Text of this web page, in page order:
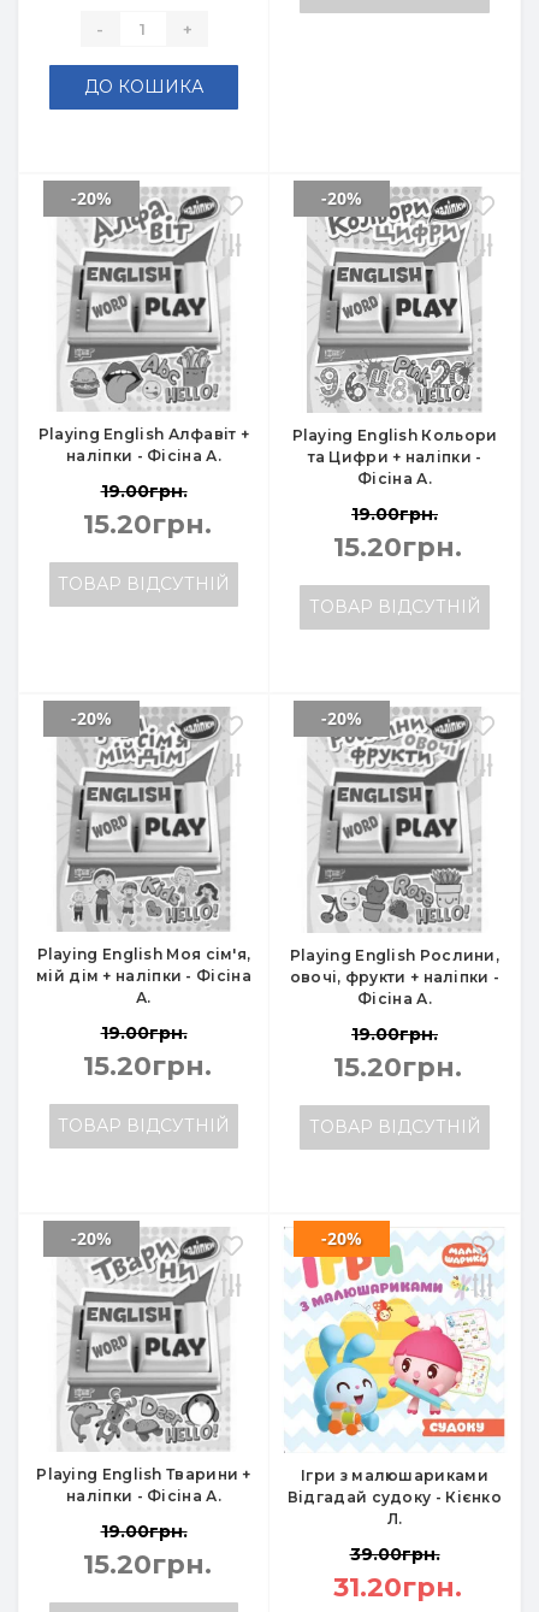
- +
ДО КОШИКА
Playing English Алфавіт +
наліпки - Фісіна А.
-20%
19.00грн.
15.20грн.
ТОВАР ВІДСУТНІЙ
Playing English Кольори
та Цифри + наліпки -
Фісіна А.
-20%
19.00грн.
15.20грн.
ТОВАР ВІДСУТНІЙ
Playing English Моя сім'я,
мій дім + наліпки - Фісіна
А.
-20%
19.00грн.
15.20грн.
ТОВАР ВІДСУТНІЙ
Playing English Рослини,
овочі, фрукти + наліпки -
Фісіна А.
-20%
19.00грн.
15.20грн.
ТОВАР ВІДСУТНІЙ
Playing English Тварини +
наліпки - Фісіна А.
-20%
19.00грн.
15.20грн.
Ігри з малюшариками
Відгадай судоку - Кієнко
Л.
-20%
39.00грн.
31.20грн.